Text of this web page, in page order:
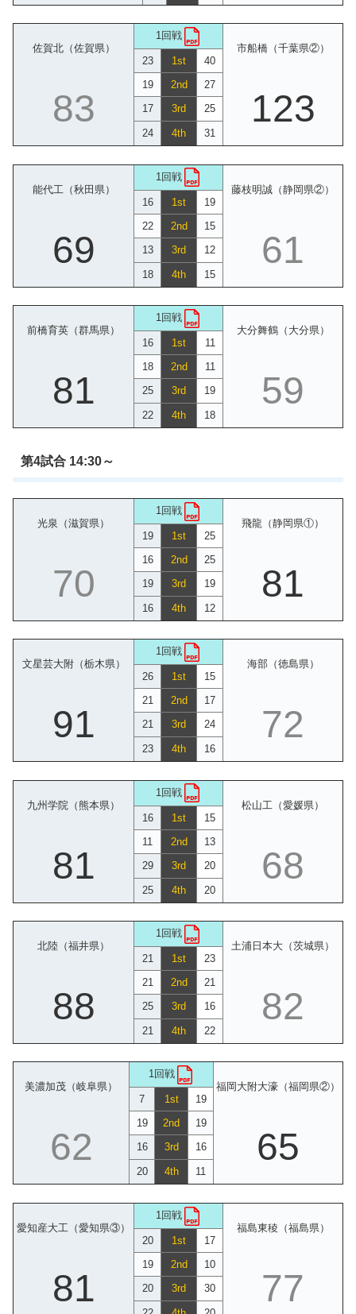
佐賀北（佐賀県）
1回戦
市船橋（千葉県②）
23
1st 40
83
19 2nd 27
123
17 3rd 25
24 4th 31
能代工（秋田県）
1回戦
藤枝明誠（静岡県②）
16
1st 19
69
22 2nd 15
61
13 3rd 12
18 4th 15
前橋育英（群馬県）
1回戦
大分舞鶴（大分県）
16
1st 11
81
18 2nd 11
59
25 3rd 19
22 4th 18
第4試合 14:30～
光泉（滋賀県）
1回戦
飛龍（静岡県①）
19
1st 25
70
16 2nd 25
81
19 3rd 19
16 4th 12
文星芸大附（栃木県）
1回戦
海部（徳島県）
26
1st 15
91
21 2nd 17
72
21 3rd 24
23 4th 16
九州学院（熊本県）
1回戦
松山工（愛媛県）
16
1st 15
81
11 2nd 13
68
29 3rd 20
25 4th 20
北陸（福井県）
1回戦
土浦日本大（茨城県）
21
1st 23
88
21 2nd 21
82
25 3rd 16
21 4th 22
美濃加茂（岐阜県）
1回戦
福岡大附大濠（福岡県②）
7
1st 19
62
19 2nd 19
65
16 3rd 16
20 4th 11
愛知産大工（愛知県③）
1回戦
福島東稜（福島県）
20
1st 17
81
19 2nd 10
77
20 3rd 30